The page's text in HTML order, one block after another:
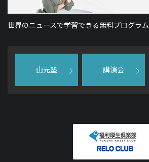
世界のニュースで学習できる無料プログラム
山元塾 講演会